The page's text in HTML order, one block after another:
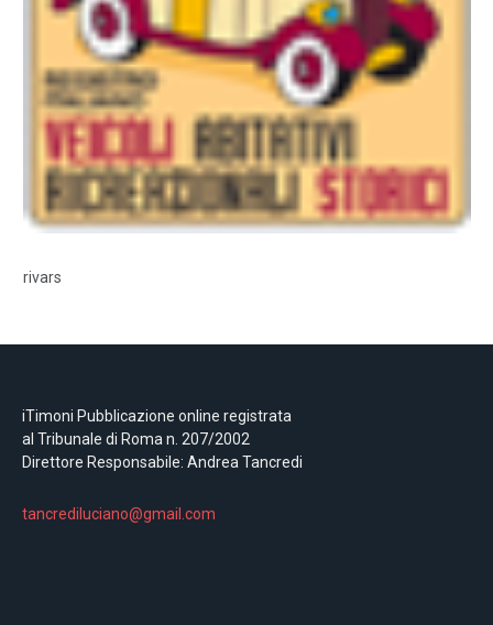
rivars
iTimoni Pubblicazione online registrata
al Tribunale di Roma n. 207/2002
Direttore Responsabile: Andrea Tancredi
tancrediluciano@gmail.com